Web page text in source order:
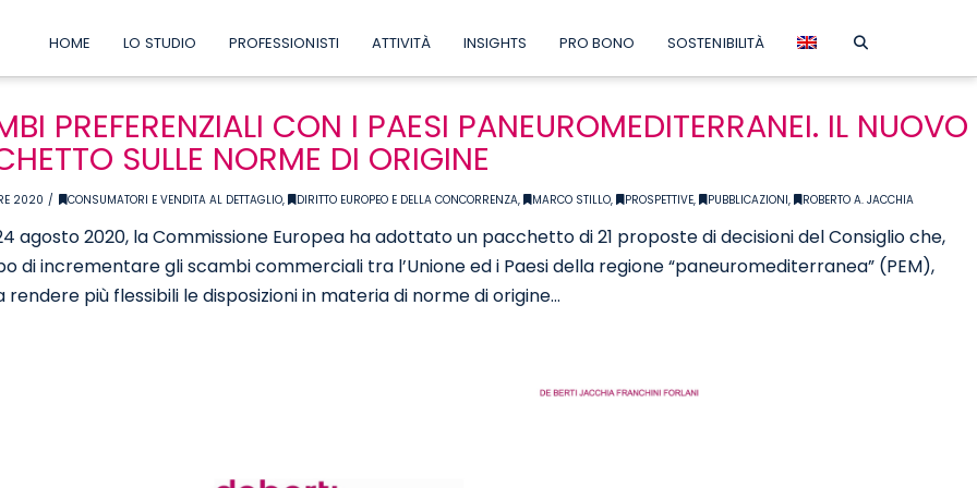
HOME LO STUDIO PROFESSIONISTI ATTIVITÀ INSIGHTS PRO BONO SOSTENIBILITÀ
PREFERENZIALI CON I PAESI PANEUROMEDITERRANEI. IL NUOVO
SULLE NORME DI ORIGINE
2020 CONSUMATORI E VENDITA AL DETTAGLIO, DIRITTO EUROPEO E DELLA CONCORRENZA, MARCO STILLO, PROSPETTIVE, PUBBLICAZIONI, ROBERTO A. JACCHIA
agosto 2020, la Commissione Europea ha adottato un pacchetto di 21 proposte di decisioni del Consiglio che,
di incrementare gli scambi commerciali tra l’Unione ed i Paesi della regione “paneuromediterranea” (PEM),
rendere più flessibili le disposizioni in materia di norme di origine…